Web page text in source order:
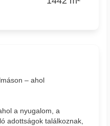
– ahol
a nyugalom, a
adottságok találkoznak,